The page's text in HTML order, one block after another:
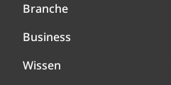
Branche
Business
Wissen